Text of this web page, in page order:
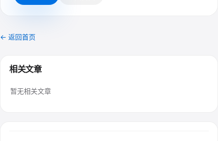
← 返回首页
相关文章
暂无相关文章